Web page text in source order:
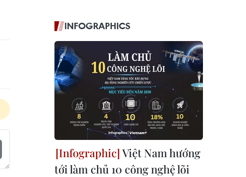
INFOGRAPHICS
Việt Nam hướng
tới làm chủ 10 công nghệ lõi